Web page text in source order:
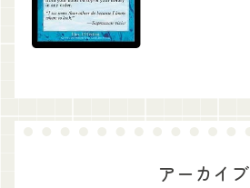
アーカイブ